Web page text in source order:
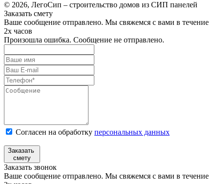
© 2026, ЛегоСип – строительство домов из СИП панелей
Заказать смету
Ваше сообщение отправлено. Мы свяжемся с вами в течение
2х часов
Произошла ошибка. Сообщение не отправлено.
Согласен на обработку персональных данных
Заказать
смету
Заказать звонок
Ваше сообщение отправлено. Мы свяжемся с вами в течение